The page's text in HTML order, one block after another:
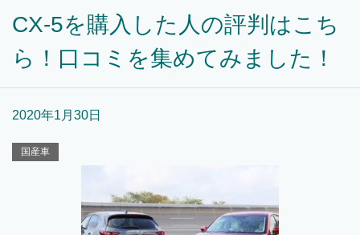
CX-5を購入した人の評判はこち
ら！口コミを集めてみました！
2020年1月30日
国産車